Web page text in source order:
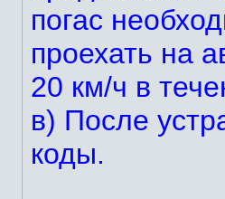
погас
проехать на
20 км/ч в
в) После
коды.